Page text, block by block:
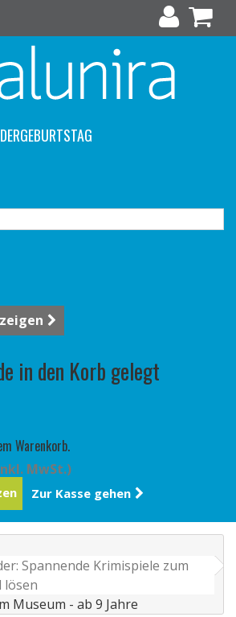
in den Korb gelegt
Warenkorb.
MwSt.)
Zur Kasse gehen
Spannende Krimispiele zum
lösen
Museum - ab 9 Jahre